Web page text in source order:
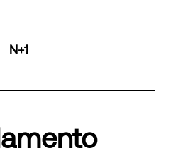
N+1